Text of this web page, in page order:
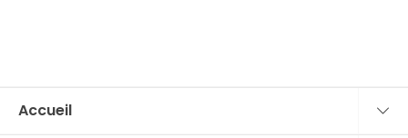
Accueil